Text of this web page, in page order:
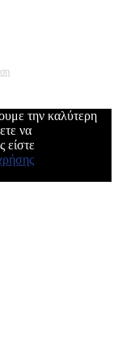
την καλύτερη
να
είστε